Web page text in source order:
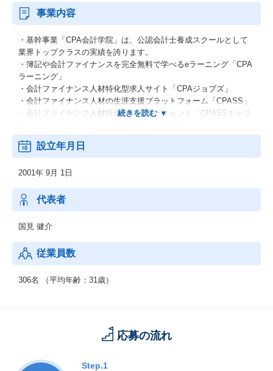
事業内容
・基幹事業「CPA会計学院」は、公認会計士養成スクールとして
業界トップクラスの実績を誇ります。
・簿記や会計ファイナンスを完全無料で学べるeラーニング「CPA
ラーニング」
・会計ファイナンス人材特化型求人サイト「CPAジョブズ」
・会計ファイナンス人材の生涯支援プラットフォーム「CPASS」
・会計ファイナンス人材特化型転職エージェント「CPASSキャリ
これらの事業間のシナジーを活かし、さらなる成長を目指すた
め、現在増員募集を行っています。
設立年月日
2001年 9月 1日
代表者
国見 健介
従業員数
306名 （平均年齢：31歳）
応募の流れ
Step.1